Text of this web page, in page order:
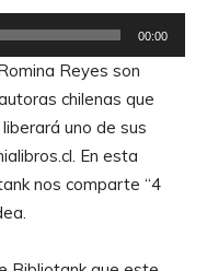
00:00
Reyes son
chilenas que
uno de sus
En esta
nos comparte “4